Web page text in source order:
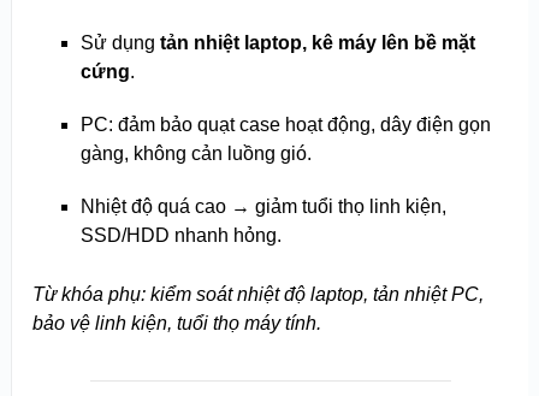
Sử dụng tản nhiệt laptop, kê máy lên bề mặt
cứng.
PC: đảm bảo quạt case hoạt động, dây điện gọn
gàng, không cản luồng gió.
Nhiệt độ quá cao → giảm tuổi thọ linh kiện,
SSD/HDD nhanh hỏng.
Từ khóa phụ: kiểm soát nhiệt độ laptop, tản nhiệt PC,
bảo vệ linh kiện, tuổi thọ máy tính.